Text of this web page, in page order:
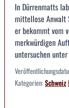
In Dürrenmatts
mittellose Anwalt
er bekommt vom
merkwürdigen
untersuchen
Kategorien:Schweiz